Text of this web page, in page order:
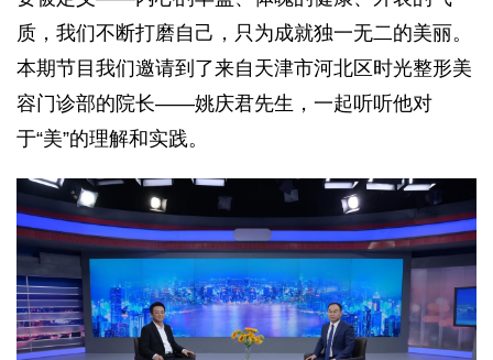
质，我们不断打磨自己，只为成就独一无二的美丽。
本期节目我们邀请到了来自天津市河北区时光整形美
容门诊部的院长——姚庆君先生，一起听听他对
于“美”的理解和实践。